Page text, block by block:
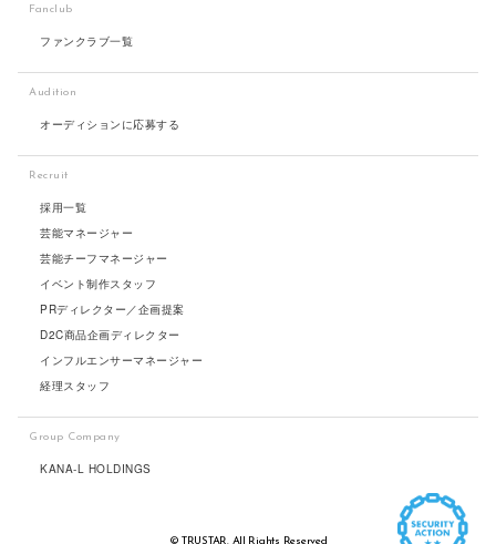
Fanclub
ファンクラブ一覧
Audition
オーディションに応募する
Recruit
採用一覧
芸能マネージャー
芸能チーフマネージャー
イベント制作スタッフ
PRディレクター／企画提案
D2C商品企画ディレクター
インフルエンサーマネージャー
経理スタッフ
Group Company
KANA-L HOLDINGS